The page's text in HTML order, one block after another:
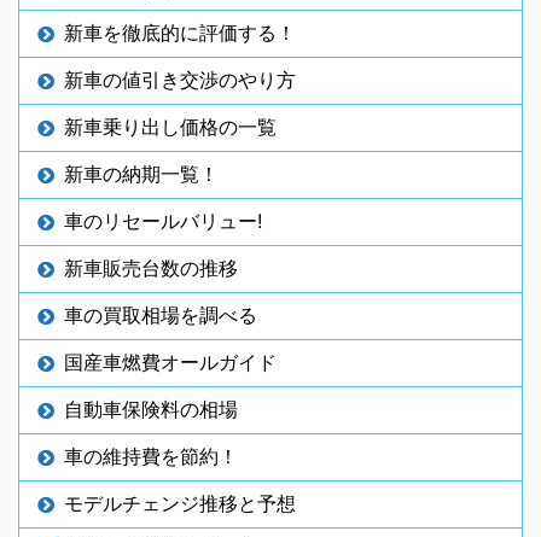
新車を徹底的に評価する！
新車の値引き交渉のやり方
新車乗り出し価格の一覧
新車の納期一覧！
車のリセールバリュー!
新車販売台数の推移
車の買取相場を調べる
国産車燃費オールガイド
自動車保険料の相場
車の維持費を節約！
モデルチェンジ推移と予想